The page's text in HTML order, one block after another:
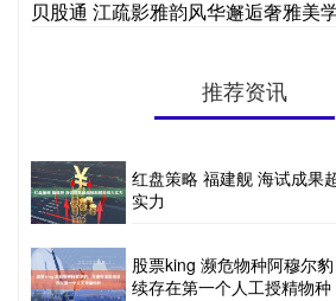
贝股通 江疏影雅韵风华邂逅奢雅美
推荐资讯
红盘策略 福建舰 海试成果
实力
股票king 濒危物种阿穆尔
续存在第一个人工授精物种